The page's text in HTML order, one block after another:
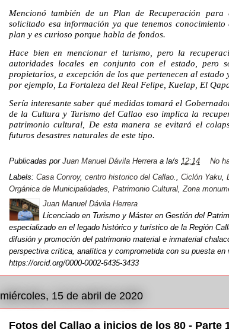
Mencionó también de un Plan de Recuperación
solicitado esa información ya que tenemos
plan y es curioso porque habla de fondos.
Hace bien en mencionar el turismo, pero la
autoridades locales en conjunto con el estado, pero
propietarios, a excepción de los que pertenecen al
por ejemplo, La Fortaleza del Real Felipe, Kuelap, El
Sería interesante saber qué medidas tomará el
de la Cultura y Turismo del Callao eso implica la
patrimonio cultural, De esta manera se evitará el
futuros desastres naturales de este tipo.
Publicadas por Juan Manuel Dávila Herrera a la/s 12:14
No
Labels: Casa Conroy, centro historico del Callao. Ciclón Yaku
Orgánica de Municipalidades Patrimonio Cultural Zona
Juan Manuel Dávila Herrera
Licenciado en Turismo y Máster en Gestión del
especializado en el legado histórico y turístico de la Región
difusión y promoción del patrimonio material e inmaterial
perspectiva crítica, analítica y comprometida con su puesta en
https://orcid.org/0000-0002-6435-3433
miércoles, 15 de abril de 2020
Fotos del Callao a inicios de los 80 - Parte